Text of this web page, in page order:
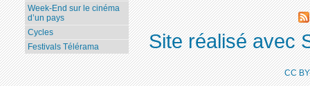
Week-End sur le cinéma
d’un pays
Cycles
Festivals Télérama
Site réalisé avec
CC